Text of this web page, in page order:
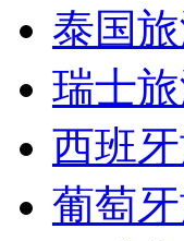
泰国
瑞士
西班
葡萄